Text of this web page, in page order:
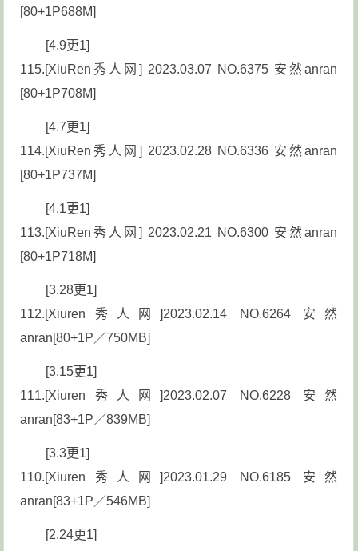
[80+1P688M]
[4.9更1]
115.[XiuRen秀人网] 2023.03.07 NO.6375 安然anran
[80+1P708M]
[4.7更1]
114.[XiuRen秀人网] 2023.02.28 NO.6336 安然anran
[80+1P737M]
[4.1更1]
113.[XiuRen秀人网] 2023.02.21 NO.6300 安然anran
[80+1P718M]
[3.28更1]
112.[Xiuren秀人网]2023.02.14 NO.6264 安然
anran[80+1P／750MB]
[3.15更1]
111.[Xiuren秀人网]2023.02.07 NO.6228 安然
anran[83+1P／839MB]
[3.3更1]
110.[Xiuren秀人网]2023.01.29 NO.6185 安然
anran[83+1P／546MB]
[2.24更1]